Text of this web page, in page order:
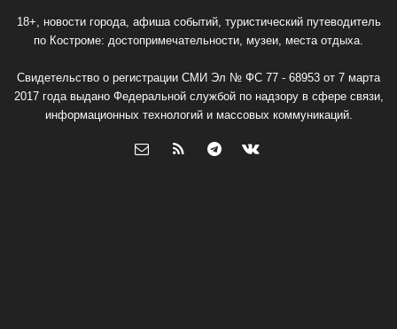
18+, новости города, афиша событий, туристический путеводитель
по Костроме: достопримечательности, музеи, места отдыха.
Свидетельство о регистрации СМИ Эл № ФС 77 - 68953 от 7 марта
2017 года выдано Федеральной службой по надзору в сфере связи,
информационных технологий и массовых коммуникаций.